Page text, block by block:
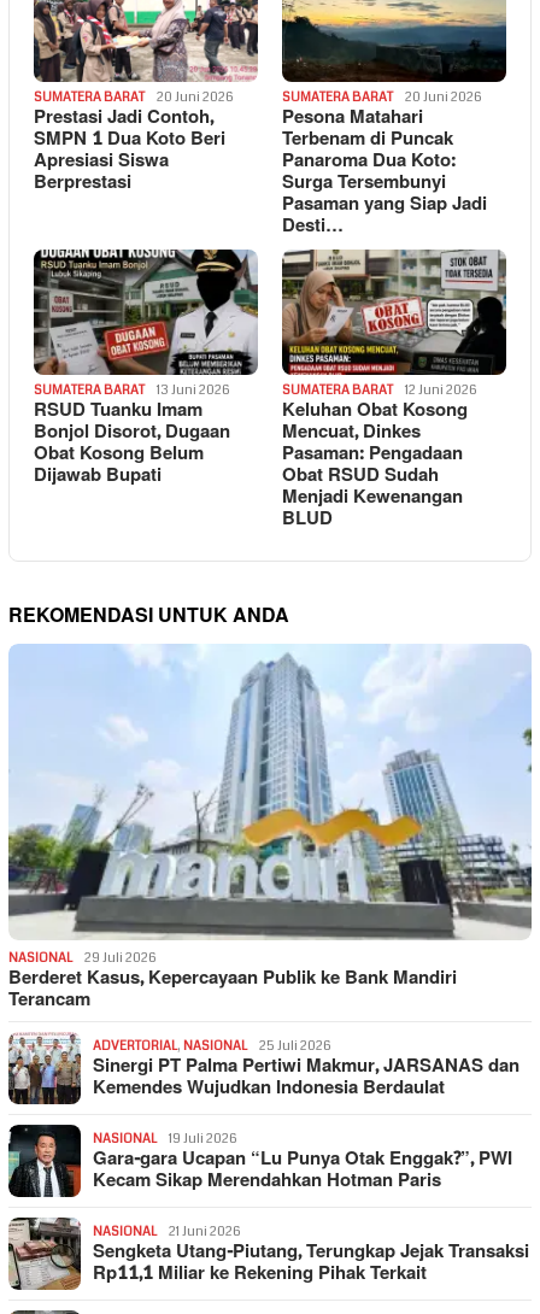
SUMATERA BARAT 20 Juni 2026
Prestasi Jadi Contoh,
SMPN 1 Dua Koto Beri
Apresiasi Siswa
Berprestasi
SUMATERA BARAT 20 Juni 2026
Pesona Matahari
Terbenam di Puncak
Panaroma Dua Koto:
Surga Tersembunyi
Pasaman yang Siap Jadi
Desti…
SUMATERA BARAT 13 Juni 2026
RSUD Tuanku Imam
Bonjol Disorot, Dugaan
Obat Kosong Belum
Dijawab Bupati
SUMATERA BARAT 12 Juni 2026
Keluhan Obat Kosong
Mencuat, Dinkes
Pasaman: Pengadaan
Obat RSUD Sudah
Menjadi Kewenangan
BLUD
REKOMENDASI UNTUK ANDA
NASIONAL 29 Juli 2026
Berderet Kasus, Kepercayaan Publik ke Bank Mandiri
Terancam
ADVERTORIAL, NASIONAL 25 Juli 2026
Sinergi PT Palma Pertiwi Makmur, JARSANAS dan
Kemendes Wujudkan Indonesia Berdaulat
NASIONAL 19 Juli 2026
Gara-gara Ucapan “Lu Punya Otak Enggak?”, PWI
Kecam Sikap Merendahkan Hotman Paris
NASIONAL 21 Juni 2026
Sengketa Utang-Piutang, Terungkap Jejak Transaksi
Rp11,1 Miliar ke Rekening Pihak Terkait